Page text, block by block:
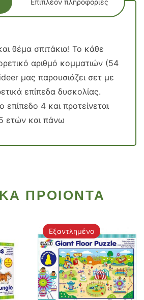
Επιπλέον πληροφορίες
θέμα σπιτάκια! Το κάθε
αριθμό κομματιών (54
μας παρουσιάζει σετ με
επίπεδα δυσκολίας.
επίπεδο 4 και προτείνεται
ετών και πάνω
ΠΡΟΙΟΝΤΑ
Εξαντλημένο